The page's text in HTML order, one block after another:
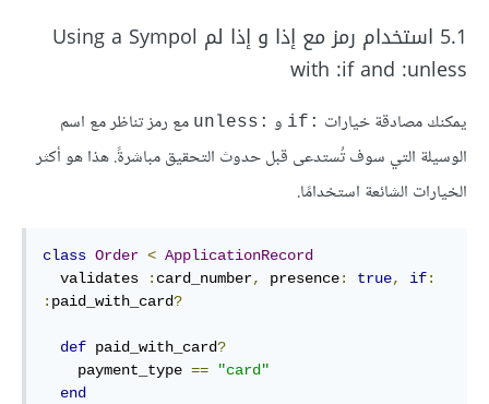
5.1 استخدام رمز مع إذا و إذا لم Using a Sympol
with :if and :unless
يمكنك مصادقة خيارات :if و :unless
مع رمز تناظر مع اسم
الوسيلة التي سوف تُستدعى قبل حدوث التحقيق مباشرةً. هذا هو أكثر
الخيارات الشائعة استخدامًا.
class Order < ApplicationRecord
  validates
: card_number, presence: true, if:
: paid_with_card?
def paid_with_card?
    payment_type
==
"card"
end